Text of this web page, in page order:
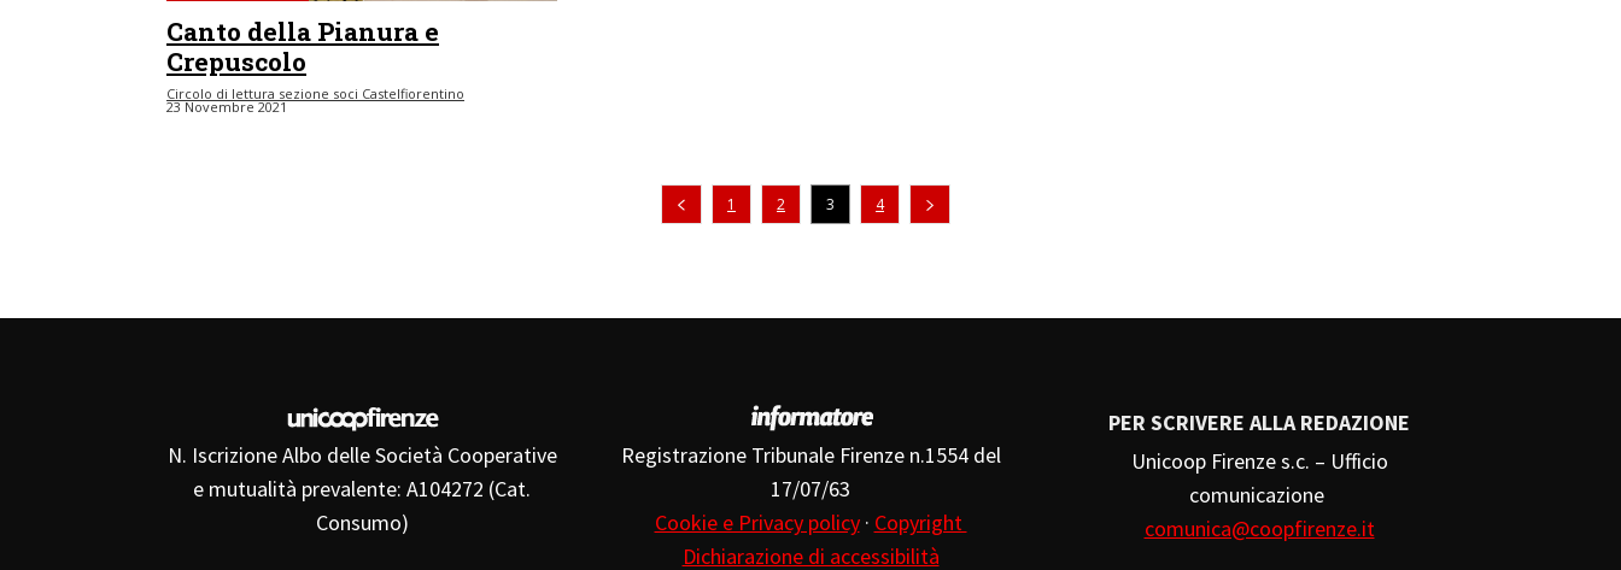
Canto della Pianura e
Crepuscolo
Circolo di lettura sezione soci Castelfiorentino
23 Novembre 2021
Pagina precedente
1 2 3 4
N. Iscrizione Albo delle Società Cooperative
e mutualità prevalente: A104272 (Cat.
Consumo)
Registrazione Tribunale Firenze n.1554 del
17/07/63
Cookie e Privacy policy· Copyright
Dichiarazione di accessibilità
PER SCRIVERE ALLA REDAZIONE
Unicoop Firenze s.c. – Ufficio
comunicazione
comunica@coopfirenze.it